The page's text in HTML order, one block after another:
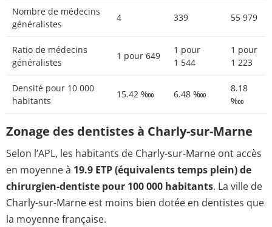
Nombre de médecins
généralistes
4 339 55 979
Ratio de médecins
généralistes
1 pour 649
1 pour
1 544
1 pour
1 223
Densité pour 10 000
habitants
15.42 ‱ 6.48 ‱
8.18
‱
Zonage des dentistes à Charly-sur-Marne
Selon l’APL, les habitants de Charly-sur-Marne ont accès
en moyenne à 19.9 ETP (équivalents temps plein) de
chirurgien-dentiste pour 100 000 habitants. La ville de
Charly-sur-Marne est moins bien dotée en dentistes que
la moyenne française.